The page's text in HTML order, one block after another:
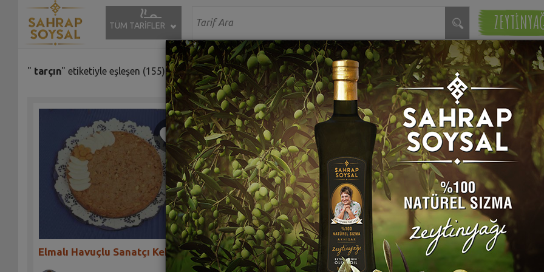
TÜM TARİFLER
" tarçın" etiketiyle eşleşen (155) tarif bulundu.
Elmalı Havuçlu Sanatçı Keki Gaziantep'in Zerde